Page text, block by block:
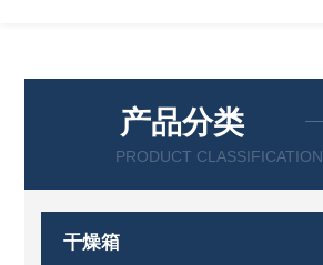
产品分类
PRODUCT CLASSIFICATION
干燥箱